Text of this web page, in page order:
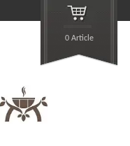
0 Article